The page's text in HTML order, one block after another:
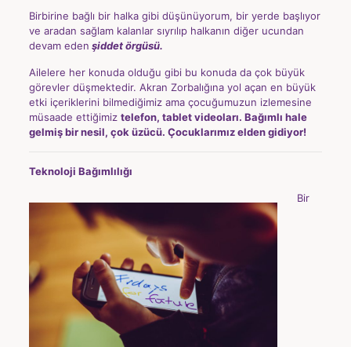
Birbirine bağlı bir halka gibi düşünüyorum, bir yerde başlıyor
ve aradan sağlam kalanlar sıyrılıp halkanın diğer ucundan
devam eden şiddet örgüsü.
Ailelere her konuda olduğu gibi bu konuda da çok büyük
görevler düşmektedir. Akran Zorbalığına yol açan en büyük
etki içeriklerini bilmediğimiz ama çocuğumuzun izlemesine
müsaade ettiğimiz telefon, tablet videoları. Bağımlı hale
gelmiş bir nesil, çok üzücü. Çocuklarımız elden gidiyor!
Teknoloji Bağımlılığı
Bir